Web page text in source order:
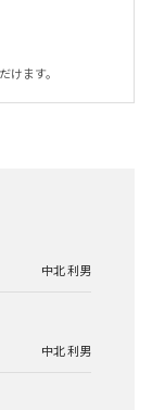
けます。
中北 利男
中北 利男